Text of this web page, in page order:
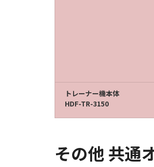
トレーナー機本体
HDF-TR-3150
その他 共通